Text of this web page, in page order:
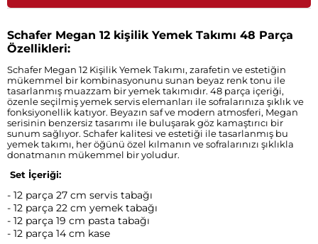
Schafer Megan 12 kişilik Yemek Takımı 48 Parça
Özellikleri:
Schafer Megan 12 Kişilik Yemek Takımı, zarafetin ve estetiğin
mükemmel bir kombinasyonunu sunan beyaz renk tonu ile
tasarlanmış muazzam bir yemek takımıdır. 48 parça içeriği,
özenle seçilmiş yemek servis elemanları ile sofralarınıza şıklık ve
fonksiyonellik katıyor. Beyazın saf ve modern atmosferi, Megan
serisinin benzersiz tasarımı ile buluşarak göz kamaştırıcı bir
sunum sağlıyor. Schafer kalitesi ve estetiği ile tasarlanmış bu
yemek takımı, her öğünü özel kılmanın ve sofralarınızı şıklıkla
donatmanın mükemmel bir yoludur.
Set İçeriği:
- 12 parça 27 cm servis tabağı
- 12 parça 22 cm yemek tabağı
- 12 parça 19 cm pasta tabağı
- 12 parça 14 cm kase